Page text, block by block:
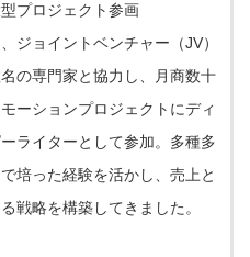
プロジェクト参画
ジョイントベンチャー（JV）
の専門家と協力し、月商数十
ーションプロジェクトにディ
ライターとして参加。多種多
培った経験を活かし、売上と
戦略を構築してきました。